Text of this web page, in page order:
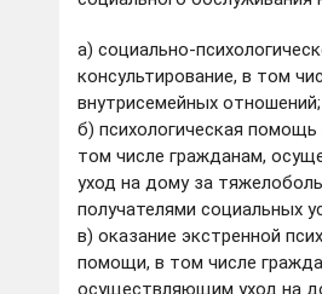
а) социально-
консультирование, в том
внутрисемейных отношений;
б) психологическая
том числе гражданам,
уход на дому за
получателями социальных
в) оказание экстренной
помощи, в том числе
осуществляющим уход на